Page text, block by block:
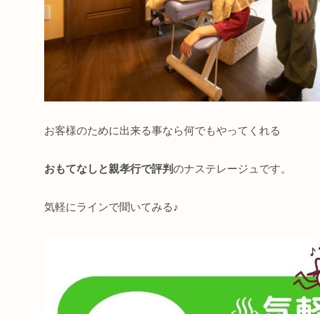
お客様のために出来る事なら何でもやってくれる
おもてなしと親孝行で評判 のナステレージュです。
気軽にラインで聞いてみる♪